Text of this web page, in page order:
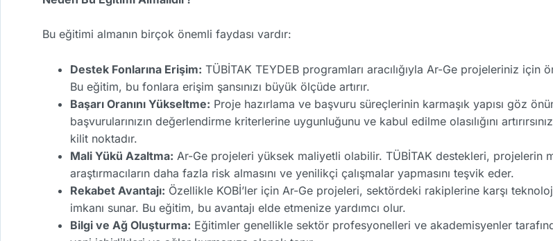
Bu eğitimi almanın birçok önemli faydası vardır:
Destek Fonlarına Erişim: TÜBİTAK TEYDEB programları aracılığıyla Ar-Ge projeleriniz
Bu eğitim, bu fonlara erişim şansınızı büyük ölçüde artırır.
Başarı Oranını Yükseltme: Proje hazırlama ve başvuru süreçlerinin karmaşık yapısı göz
başvurularınızın değerlendirme kriterlerine uygunluğunu ve kabul edilme olasılığını
kilit noktadır.
Mali Yükü Azaltma: Ar-Ge projeleri yüksek maliyetli olabilir. TÜBİTAK destekleri, projelerin
araştırmacıların daha fazla risk almasını ve yenilikçi çalışmalar yapmasını teşvik eder.
Rekabet Avantajı: Özellikle KOBİ’ler için Ar-Ge projeleri, sektördeki rakiplerine karşı
imkanı sunar. Bu eğitim, bu avantajı elde etmenize yardımcı olur.
Bilgi ve Ağ Oluşturma: Eğitimler genellikle sektör profesyonelleri ve akademisyenler